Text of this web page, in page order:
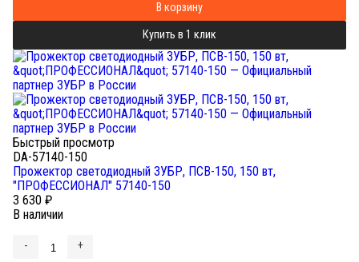
В корзину
Купить в 1 клик
Быстрый просмотр
DA-57140-150
Прожектор светодиодный ЗУБР, ПСВ-150, 150 вт,
"ПРОФЕССИОНАЛ" 57140-150
3 630 ₽
В наличии
- +